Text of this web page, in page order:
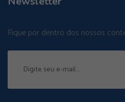
Fique por dentro dos nossos